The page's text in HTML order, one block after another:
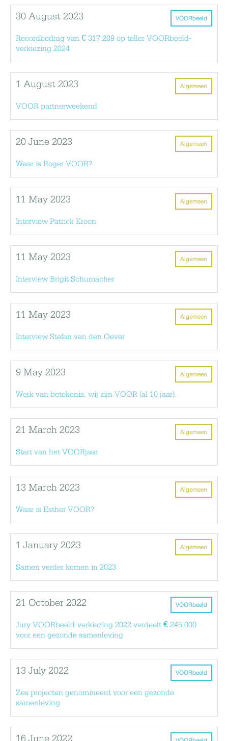
VOORbeeld
30 August 2023
Recordbedrag van € 317.209 op teller VOORbeeld-
verkiezing 2024
Algemeen
1 August 2023
VOOR partnerweekend
Algemeen
20 June 2023
Waar is Roger VOOR?
Algemeen
11 May 2023
Interview Patrick Kroon
Algemeen
11 May 2023
Interview Brigit Schumacher
Algemeen
11 May 2023
Interview Stefan van den Oever
Algemeen
9 May 2023
Werk van betekenis, wij zijn VOOR (al 10 jaar).
Algemeen
21 March 2023
Start van het VOORjaar
Algemeen
13 March 2023
Waar is Esther VOOR?
Algemeen
1 January 2023
Samen verder komen in 2023
VOORbeeld
21 October 2022
Jury VOORbeeld-verkiezing 2022 verdeelt € 245.000
voor een gezonde samenleving
VOORbeeld
13 July 2022
Zes projecten genomineerd voor een gezonde
samenleving
16 June 2022